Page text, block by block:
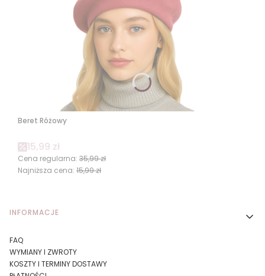
Beret Różowy
Cena promocyjna
15,99 zł
Cena regularna: 35,99 zł
Najniższa cena: 15,99 zł
Linki w stopce
INFORMACJE
FAQ
WYMIANY I ZWROTY
KOSZTY I TERMINY DOSTAWY